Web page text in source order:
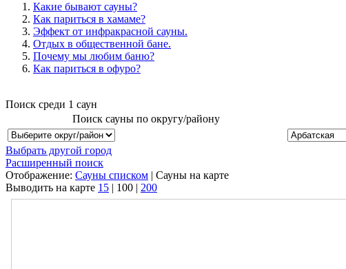
Какие бывают сауны?
Как париться в хамаме?
Эффект от инфракрасной сауны.
Отдых в общественной бане.
Почему мы любим баню?
Как париться в офуро?
Поиск среди 1 саун
Поиск сауны по округу/району
Выбрать другой город
Расширенный поиск
Отображение: Сауны списком | Сауны на карте
Выводить на карте 15 | 100 | 200